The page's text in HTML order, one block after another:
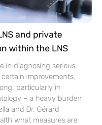
and private
within the LNS
in diagnosing serious
improvements,
particularly in
– a heavy burden
and Dr. Gérard
what measures are